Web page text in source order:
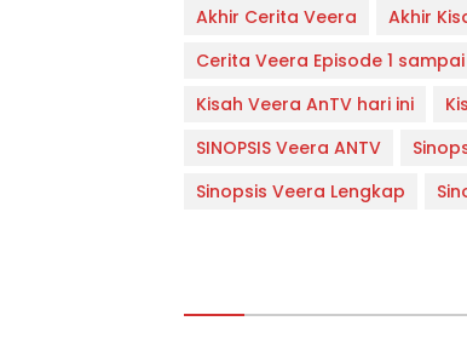
Akhir Cerita Veera Akhir
Cerita Veera Episode 1
Kisah Veera AnTV hari ini
SINOPSIS Veera ANTV
Sinopsis Veera Lengkap